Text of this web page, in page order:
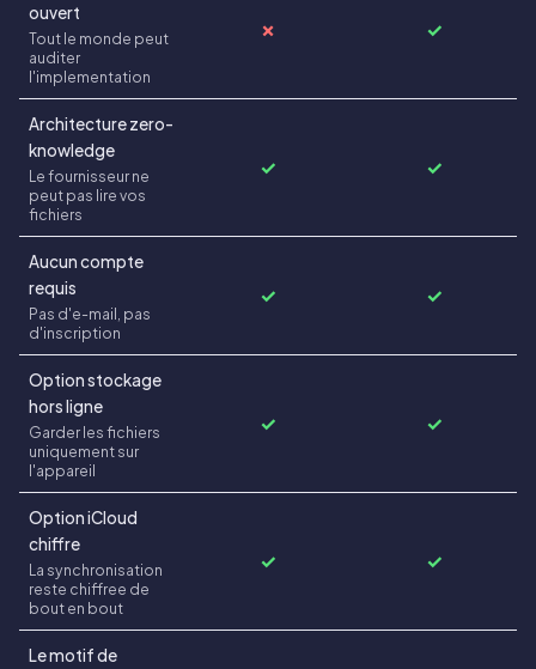
ouvert
Tout le monde peut
auditer
l'implementation
✗ ✓
Architecture zero-
knowledge
Le fournisseur ne
peut pas lire vos
fichiers
✓ ✓
Aucun compte
requis
Pas d'e-mail, pas
d'inscription
✓ ✓
Option stockage
hors ligne
Garder les fichiers
uniquement sur
l'appareil
✓ ✓
Option iCloud
chiffre
La synchronisation
reste chiffree de
bout en bout
✓ ✓
Le motif de